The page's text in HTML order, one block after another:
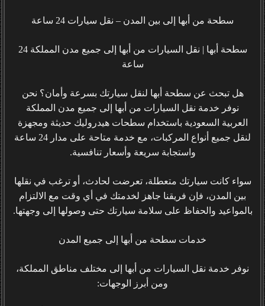
سطحة من أبها إلى بين المدن – نقل سيارات 24 ساعة
سطحة أبها | نقل السيارات من أبها إلى جميع مدن المملكة 24
ساعة
هل تبحث عن سطحة أبها لنقل سيارتك بسرعة وأمان؟ نحن
نوفر خدمة نقل السيارات من أبها إلى جميع مدن المملكة
العربية السعودية باستخدام سطحات هيدروليك حديثة ومجهزة
لنقل جميع أنواع المركبات، مع خدمة متاحة على مدار 24 ساعة
واستجابة سريعة وأسعار تنافسية.
سواء كانت سيارتك متعطلة، تعرضت لحادث، أو ترغب في نقلها
بين المدن، فإن فريقنا جاهز لخدمتك في أي وقت مع الالتزام
بالمواعيد والحفاظ على سلامة سيارتك حتى وصولها إلى وجهتها.
خدمات سطحة من أبها إلى جميع المدن
نوفر خدمة نقل السيارات من أبها إلى مختلف مناطق المملكة،
ومن أبرز الوجهات: